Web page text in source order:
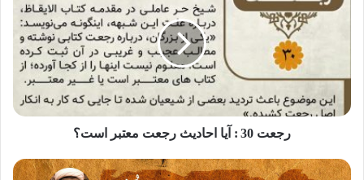
دهکده جهانی رسانه ای
🔹 نظریه «جبرگرایی رسانه ها» که توسط مک لوهان مطرح شد
را می‌توان یکی از اثرگذارترین نظریه های رسانه‌ای دانست. لوهان
رجعت 30 : آیا احادیث رجعت معتبر است؟